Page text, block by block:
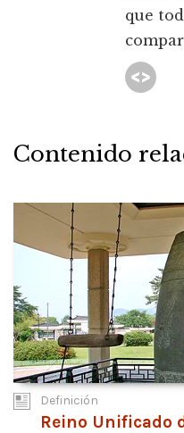
que
Contenido
Definición
Reino Unificado